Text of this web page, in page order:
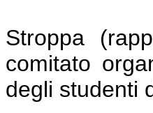
Stroppa
comitato
degli studenti